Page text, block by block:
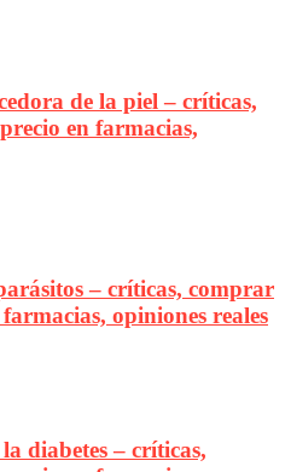
de la piel – críticas,
en farmacias,
– críticas, comprar
opiniones reales
diabetes – críticas,